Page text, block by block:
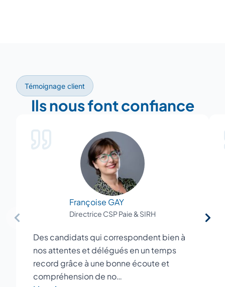
Témoignage client
Ils nous font confiance
Françoise GAY
Directrice CSP Paie & SIRH
Des candidats qui correspondent bien à
nos attentes et délégués en un temps
record grâce à une bonne écoute et
compréhension de no…